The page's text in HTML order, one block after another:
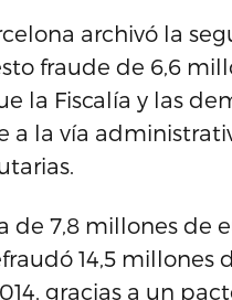
archivó la
fraude de 6,6
la Fiscalía y las
la vía
de 7,8 millones de
14,5 millones
gracias a un